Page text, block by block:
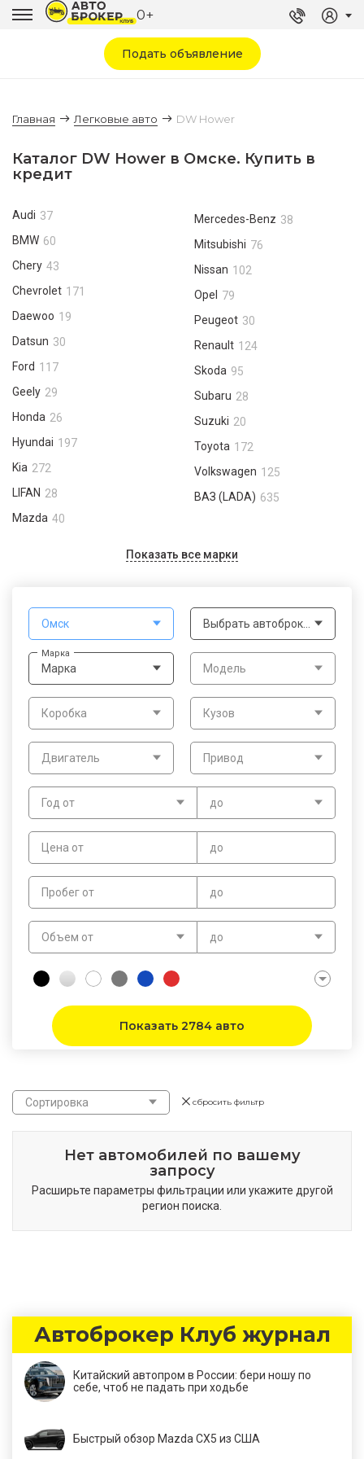
0+
Подать объявление
Главная Легковые авто DW Hower
Каталог DW Hower в Омске. Купить в
кредит
Омск
Марка
Марка Модель
Год от до
Цена от до
Коробка
Пробег от до
Объем от до
Кузов
Двигатель Привод
Показать 2784 авто
Audi 37
BMW 60
Chery 43
Chevrolet 171
Daewoo 19
Datsun 30
Ford 117
Geely 29
Honda 26
Hyundai 197
Kia 272
LIFAN 28
Mazda 40
Mercedes-Benz 38
Mitsubishi 76
Nissan 102
Opel
79
Peugeot 30
Renault 124
Skoda 95
Subaru 28
Suzuki 20
Toyota 172
Volkswagen 125
ВАЗ (LADA) 635
Показать все марки
Сортировка сбросить фильтр
Нет автомобилей по вашему
запросу
Расширьте параметры фильтрации или укажите другой
регион поиска.
Автоброкер Клуб журнал
Китайский автопром в России: бери ношу по
себе, чтоб не падать при ходьбе
Быстрый обзор Mazda CX5 из США